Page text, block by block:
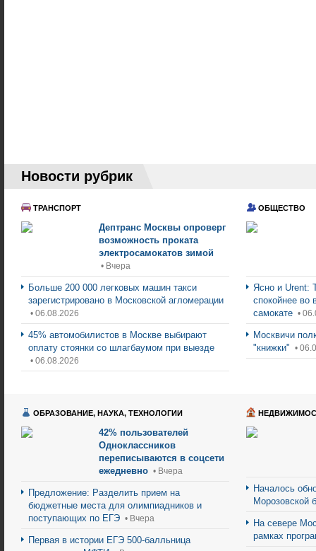
Новости рубрик
ТРАНСПОРТ
Дептранс Москвы опроверг
возможность проката
электросамокатов зимой
• Вчера
Больше 200 000 легковых машин такси
зарегистрировано в Московской агломерации
• 06.08.2026
45% автомобилистов в Москве выбирают
оплату стоянки со шлагбаумом при выезде
• 06.08.2026
ОБЩЕСТВО
Ясно и Urent:
спокойнее во
самокате •
Москвичи
"книжки" •
ОБРАЗОВАНИЕ, НАУКА, ТЕХНОЛОГИИ
42% пользователей
Одноклассников
переписываются в соцсети
ежедневно • Вчера
Предложение: Разделить прием на
бюджетные места для олимпиадников и
поступающих по ЕГЭ • Вчера
Первая в истории ЕГЭ 500-балльница
Началось
Морозовской
На севере
рамках